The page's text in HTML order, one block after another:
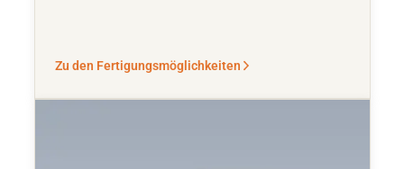
Zu den Fertigungsmöglichkeiten